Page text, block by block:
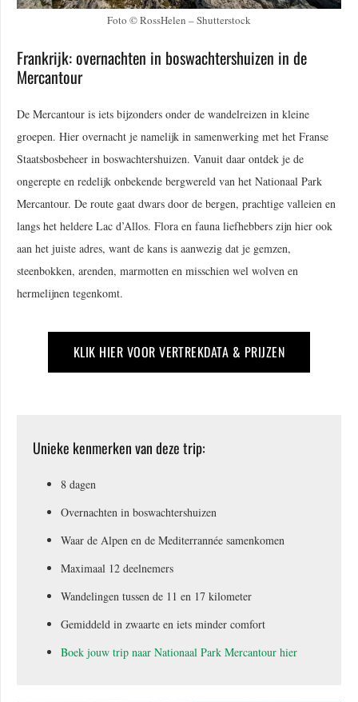
Foto © RossHelen – Shutterstock
Frankrijk: overnachten in boswachtershuizen in de
Mercantour
De Mercantour is iets bijzonders onder de wandelreizen in kleine
groepen. Hier overnacht je namelijk in samenwerking met het Franse
Staatsbosbeheer in boswachtershuizen. Vanuit daar ontdek je de
ongerepte en redelijk onbekende bergwereld van het Nationaal Park
Mercantour. De route gaat dwars door de bergen, prachtige valleien en
langs het heldere Lac d’Allos. Flora en fauna liefhebbers zijn hier ook
aan het juiste adres, want de kans is aanwezig dat je gemzen,
steenbokken, arenden, marmotten en misschien wel wolven en
hermelijnen tegenkomt.
KLIK HIER VOOR VERTREKDATA & PRIJZEN
Unieke kenmerken van deze trip:
8 dagen
Overnachten in boswachtershuizen
Waar de Alpen en de Mediterrannée samenkomen
Maximaal 12 deelnemers
Wandelingen tussen de 11 en 17 kilometer
Gemiddeld in zwaarte en iets minder comfort
Boek jouw trip naar Nationaal Park Mercantour hier